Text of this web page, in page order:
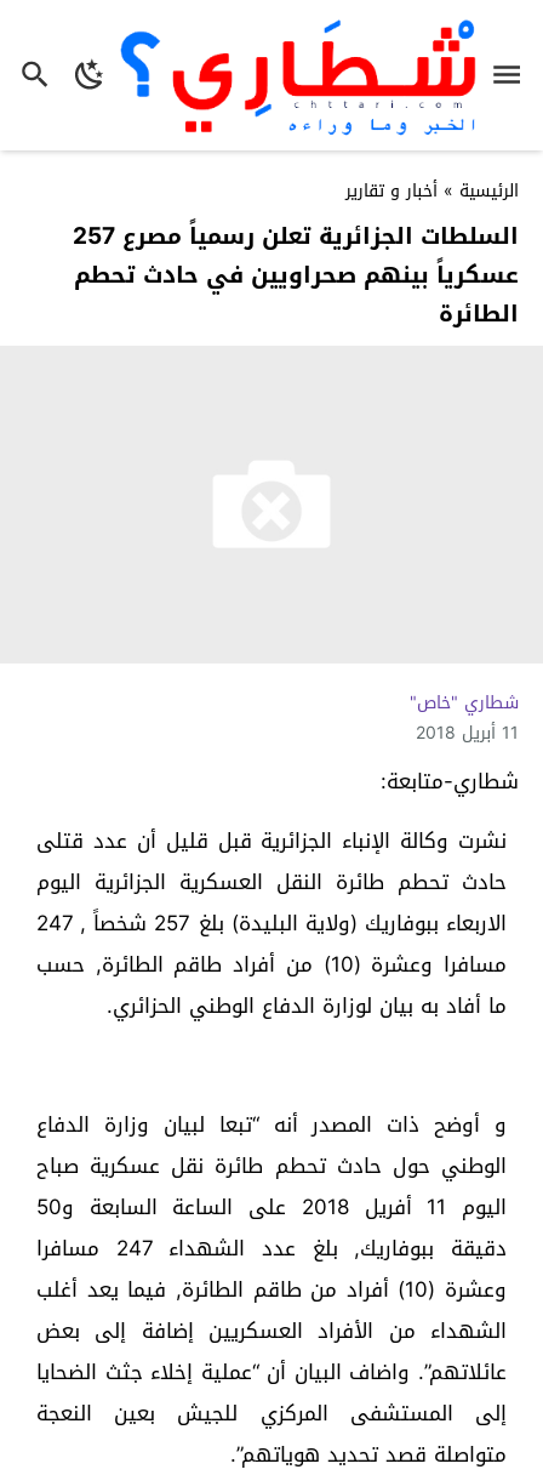
الرئيسية » أخبار و تقارير
السلطات الجزائرية تعلن رسمياً مصرع 257
عسكرياً بينهم صحراويين في حادث تحطم
الطائرة
شطاري "خاص"
11 أبريل 2018
شطاري-متابعة:
نشرت وكالة الإنباء الجزائرية قبل قليل أن عدد قتلى
حادث تحطم طائرة النقل العسكرية الجزائرية اليوم
الاربعاء ببوفاريك (ولاية البليدة) بلغ 257 شخصاً , 247
مسافرا وعشرة (10) من أفراد طاقم الطائرة, حسب
ما أفاد به بيان لوزارة الدفاع الوطني الحزائري.
و أوضح ذات المصدر أنه “تبعا لبيان وزارة الدفاع
الوطني حول حادث تحطم طائرة نقل عسكرية صباح
اليوم 11 أفريل 2018 على الساعة السابعة و50
دقيقة ببوفاريك, بلغ عدد الشهداء 247 مسافرا
وعشرة (10) أفراد من طاقم الطائرة, فيما يعد أغلب
الشهداء من الأفراد العسكريين إضافة إلى بعض
عائلاتهم”. واضاف البيان أن “عملية إخلاء جثث الضحايا
إلى المستشفى المركزي للجيش بعين النعجة
متواصلة قصد تحديد هوياتهم”.